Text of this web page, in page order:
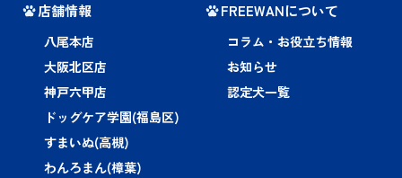
店舗情報
八尾本店
大阪北区店
神戸六甲店
ドッグケア学園(福島区)
すまいぬ(高槻)
わんろまん(樟葉)
FREEWANについて
コラム・お役立ち情報
お知らせ
認定犬一覧